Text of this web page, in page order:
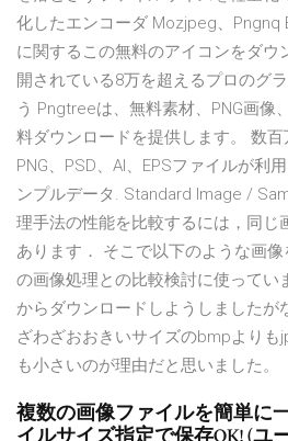
化したエンコーダ Mozjpeg、Pngnq
に関するこの無料のアイコンをダウ
開されている8万を超えるプロのグ
う Pngtreeは、無料素材、PNG画像
料ダウンロードを提供します。 数
PNG、PSD、AI、EPSファイルが利
ンプルデータ. Standard Image /
理手法の性能を比較するには，同じ
あります． そこで以下のような画
の画像処理との比較検討に使ってい
からダウンロードしようしましたが
ざわざおおきいサイズのbmpより
も小さいのが理由だと思いました。
複数の画像ファイルを簡単に